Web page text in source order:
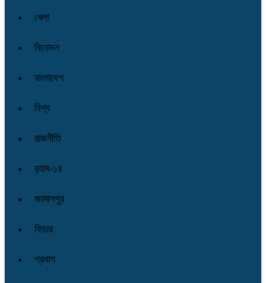
খেলা
বিনোদন
বাংলাদেশ
বিশ্ব
রাজনীতি
র‌্যাব-১৪
জামালপুর
ফিচার
প্রবাস